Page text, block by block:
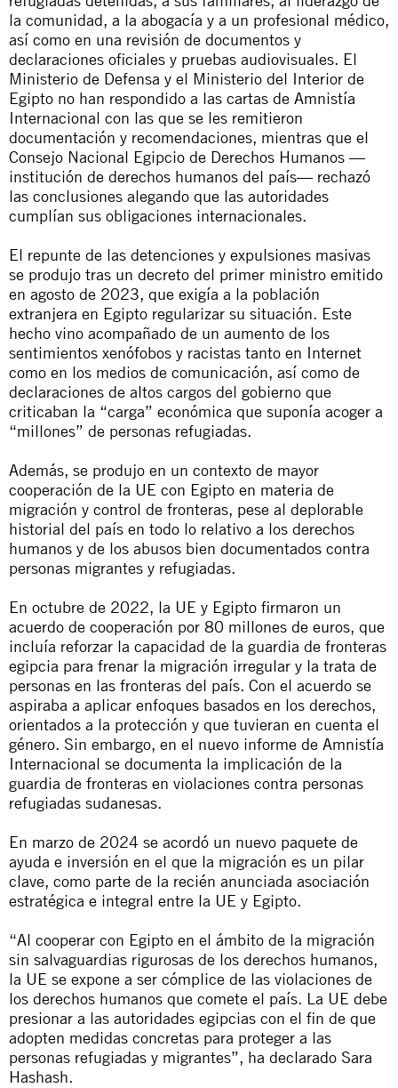
la comunidad, a la abogacía y a un profesional médico,
así como en una revisión de documentos y
declaraciones oficiales y pruebas audiovisuales. El
Ministerio de Defensa y el Ministerio del Interior de
Egipto no han respondido a las cartas de Amnistía
Internacional con las que se les remitieron
documentación y recomendaciones, mientras que el
Consejo Nacional Egipcio de Derechos Humanos —
institución de derechos humanos del país— rechazó
las conclusiones alegando que las autoridades
cumplían sus obligaciones internacionales.
El repunte de las detenciones y expulsiones masivas
se produjo tras un decreto del primer ministro emitido
en agosto de 2023, que exigía a la población
extranjera en Egipto regularizar su situación. Este
hecho vino acompañado de un aumento de los
sentimientos xenófobos y racistas tanto en Internet
como en los medios de comunicación, así como de
declaraciones de altos cargos del gobierno que
criticaban la “carga” económica que suponía acoger a
“millones” de personas refugiadas.
Además, se produjo en un contexto de mayor
cooperación de la UE con Egipto en materia de
migración y control de fronteras, pese al deplorable
historial del país en todo lo relativo a los derechos
humanos y de los abusos bien documentados contra
personas migrantes y refugiadas.
En octubre de 2022, la UE y Egipto firmaron un
acuerdo de cooperación por 80 millones de euros, que
incluía reforzar la capacidad de la guardia de fronteras
egipcia para frenar la migración irregular y la trata de
personas en las fronteras del país. Con el acuerdo se
aspiraba a aplicar enfoques basados en los derechos,
orientados a la protección y que tuvieran en cuenta el
género. Sin embargo, en el nuevo informe de Amnistía
Internacional se documenta la implicación de la
guardia de fronteras en violaciones contra personas
refugiadas sudanesas.
En marzo de 2024 se acordó un nuevo paquete de
ayuda e inversión en el que la migración es un pilar
clave, como parte de la recién anunciada asociación
estratégica e integral entre la UE y Egipto.
“Al cooperar con Egipto en el ámbito de la migración
sin salvaguardias rigurosas de los derechos humanos,
la UE se expone a ser cómplice de las violaciones de
los derechos humanos que comete el país. La UE debe
presionar a las autoridades egipcias con el fin de que
adopten medidas concretas para proteger a las
personas refugiadas y migrantes”, ha declarado Sara
Hashash.